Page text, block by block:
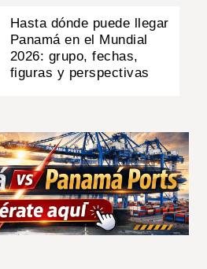
Hasta dónde puede llegar
Panamá en el Mundial
2026: grupo, fechas,
figuras y perspectivas